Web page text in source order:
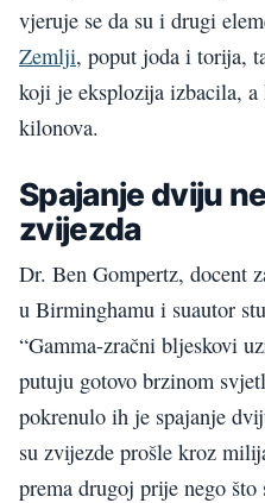
vjeruje se da su i drugi
Zemlji, poput joda i torija,
koji je eksplozija izbacila,
kilonova.
Spajanje dviju
zvijezda
Dr. Ben Gompertz, docent
u Birminghamu i suautor
“Gamma-zračni bljeskovi
putuju gotovo brzinom
pokrenulo ih je spajanje
su zvijezde prošle kroz
prema drugoj prije nego što